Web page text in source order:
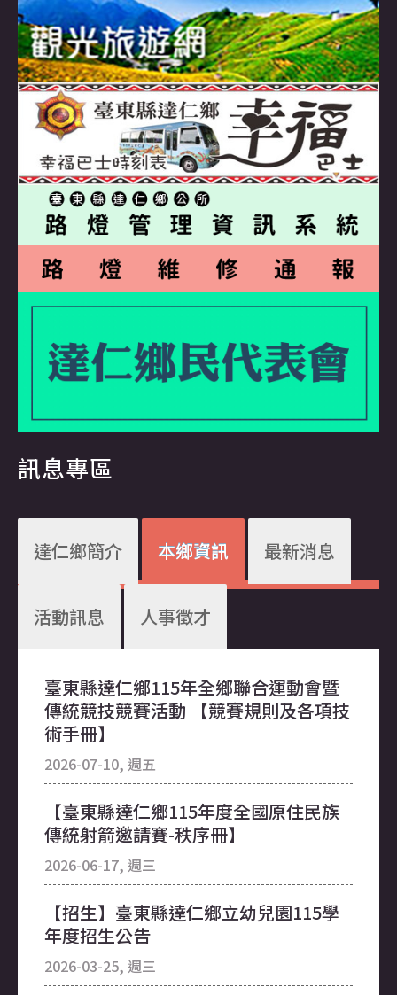
訊息專區
達仁鄉簡介 本鄉資訊 最新消息
活動訊息 人事徵才
臺東縣達仁鄉115年全鄉聯合運動會暨
傳統競技競賽活動 【競賽規則及各項技
術手冊】
2026-07-10, 週五
【臺東縣達仁鄉115年度全國原住民族
傳統射箭邀請賽-秩序冊】
2026-06-17, 週三
【招生】臺東縣達仁鄉立幼兒園115學
年度招生公告
2026-03-25, 週三
【轉知】2026城鎮韌性演習宣導及避難
指引
2026-08-10, 週一
【轉知】交通部為推廣「綠色運輸服務
平臺」上線服務
2026-08-10, 週一
有關衛生福利部因應病毒變異鼓勵民眾
接種COVID-19疫苗與流感疫苗，提升免
疫保護力1案，請查照。
2026-08-10, 週一
斜坡上的藝術節-「斜坡上的生活設計
獎」
2026-07-24, 週五
115年度「全鄉聯合運動會暨選手之夜
活動」市集招募
2026-07-13, 週一
縫 迴 山 海 祭 路 跑 ³ - 鄉 民 報 名 連 結
2026-07-06, 週一
縫迴山海祭路跑活動｜活動物資正式公
臺東縣達仁鄉公所課員(A620020)職務
代理人徵才1名
2026-08-10, 週一
【公告】臺東縣達仁鄉公所約用人員
「財經課工程助理」甄選結果
2026-08-07, 週五
【公告】臺東縣達仁鄉立幼兒園115學
年度第一學期契約進用代理教保員甄選
2026-08-06, 週四